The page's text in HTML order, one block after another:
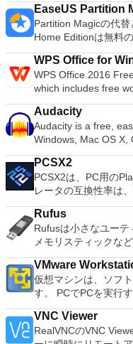
EaseUS Partition
Partition Magicの代
Home Editionは無料
ーションおよびディ
ョンの拡張（特にシ
理、MBRおよびGUID
クのディスク領域不
ィションのサイズ変
スクとパーティショ
ーティション空き領
換パーティションを
WPS Office for
WPS Office 2016
which includes free
and presentation
easily be able to deal
Office 2016 Free has
French, German,
languages. To switch
single click! Despite being a free suite, WPS Office comes
with many innovative
adjustment tool and
converter, spell
2016 Personal
Roaming and Docer online
Writer Efficient word
presentations
processing and
document file types
support (iOS and
Although it is a free
Audacity
Audacity is a free,
Windows, Mac OS X,
systems. You can use Audacity to:
tapes and records into
Vorbis, MP3, WAV or AIFF sound
sounds together. Change the speed or pitch of a recording.
PCSX2
PCSX2は、PC用の
レータの互換性率は
以上を誇っています
いる場合、PCSX2は
アプリケーションは
供するため、
PCで動作するゲームを見る
ーターを使用すると
プレイステーション
ケーションでは、デ
ハードドライブから
す。 主な機能は次のとおりです。
押すだけで、ゲーム
Rufus
Rufusは小さなユーテ
メモリスティックな
フォーマットおよび作成できます。
役立ちます。 Windows、Linux、およびUEFI用の起動可能な
ISOからUSBインス
合。 OSがインストールされていないシステムで作業する必要
がある場合。 BIOSまたはその他のファームウェアをDOSから
フラッシュする必要
を実行する必要がある場合。 Rufusは次の
VMware
仮想マシンは、ソフ
す。 PCでPCを実行
トップ仮想化ソフト
Workstation、
VMware ESXで作成
VNC Viewer
RealVNCのVNC